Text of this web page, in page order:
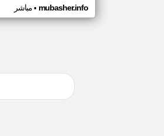
مباشر• mubasher.info